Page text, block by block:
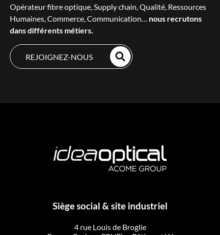
Opérateur fibre optique, Supply chain, Qualité, Ressources
Humaines, Commerce, Communication… nous recrutons
dans différents métiers.
REJOIGNEZ-NOUS
Siège social & site industriel
4 rue Louis de Broglie